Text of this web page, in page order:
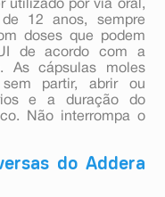
utilizado por via oral,
12 anos, sempre
doses que podem
de acordo com a
As cápsulas moles
partir, abrir ou
e a duração do
Não interrompa o
do Addera